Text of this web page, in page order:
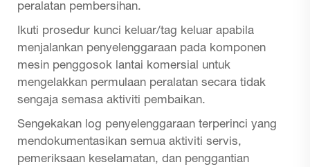
peralatan pembersihan.
Ikuti prosedur kunci keluar/tag keluar apabila
menjalankan penyelenggaraan pada komponen
mesin penggosok lantai komersial untuk
mengelakkan permulaan peralatan secara tidak
sengaja semasa aktiviti pembaikan.
Sengekakan log penyelenggaraan terperinci yang
mendokumentasikan semua aktiviti servis,
pemeriksaan keselamatan, dan penggantian